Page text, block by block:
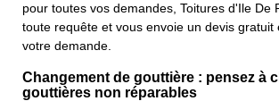
pour toutes vos demandes, Toitures d'Ile De
toute requête et vous envoie un devis gratuit
votre demande.
Changement de gouttière : pensez à
gouttières non réparables